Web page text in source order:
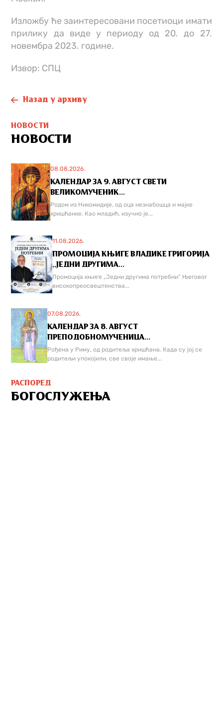
Изложбу ће заинтересовани посетиоци имати
прилику да виде у периоду од 20. до 27.
новембра 2023. године.
Извор: СПЦ
Назад у архиву
НОВОСТИ
НОВОСТИ
08.08.2026.
КАЛЕНДАР ЗА 9. АВГУСТ СВЕТИ
ВЕЛИКОМУЧЕНИК...
Родом из Никомидије, од оца незнабошца и мајке
хришћанке. Као младић, изучио је...
11.08.2026.
ПРОМОЦИЈА КЊИГЕ ВЛАДИКЕ ГРИГОРИЈА
,,ЈЕДНИ ДРУГИМА...
Промоција књиге „Једни другима потребни“ Његовог
високопреосвештенства...
07.08.2026.
КАЛЕНДАР ЗА 8. АВГУСТ
ПРЕПОДОБНОМУЧЕНИЦА...
Рођена у Риму, од родитеља хришћана. Када су јој се
родитељи упокојили, све своје имање...
РАСПОРЕД
БОГОСЛУЖЕЊА